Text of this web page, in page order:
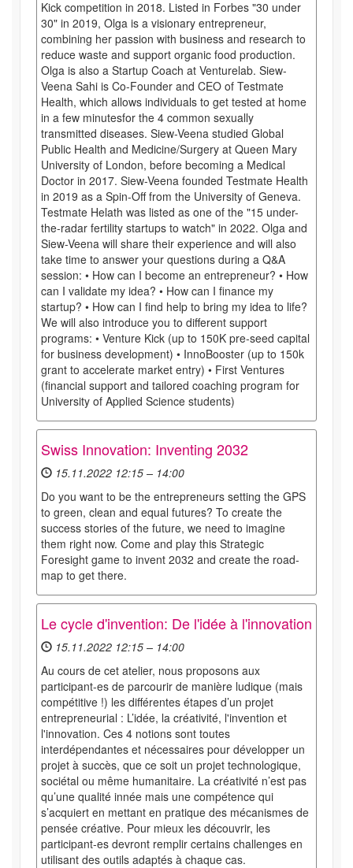
Kick competition in 2018. Listed in Forbes "30 under
30" in 2019, Olga is a visionary entrepreneur,
combining her passion with business and research to
reduce waste and support organic food production.
Olga is also a Startup Coach at Venturelab. Siew-
Veena Sahi is Co-Founder and CEO of Testmate
Health, which allows individuals to get tested at home
in a few minutesfor the 4 common sexually
transmitted diseases. Siew-Veena studied Global
Public Health and Medicine/Surgery at Queen Mary
University of London, before becoming a Medical
Doctor in 2017. Siew-Veena founded Testmate Health
in 2019 as a Spin-Off from the University of Geneva.
Testmate Helath was listed as one of the "15 under-
the-radar fertility startups to watch" in 2022. Olga and
Siew-Veena will share their experience and will also
take time to answer your questions during a Q&A
session: • How can I become an entrepreneur? • How
can I validate my idea? • How can I finance my
startup? • How can I find help to bring my idea to life?
We will also introduce you to different support
programs: • Venture Kick (up to 150K pre-seed capital
for business development) • InnoBooster (up to 150k
grant to accelerate market entry) • First Ventures
(financial support and tailored coaching program for
University of Applied Science students)
Swiss Innovation: Inventing 2032
15.11.2022 12:15 – 14:00
Do you want to be the entrepreneurs setting the GPS
to green, clean and equal futures? To create the
success stories of the future, we need to imagine
them right now. Come and play this Strategic
Foresight game to invent 2032 and create the road-
map to get there.
Le cycle d'invention: De l'idée à l'innovation
15.11.2022 12:15 – 14:00
Au cours de cet atelier, nous proposons aux
participant-es de parcourir de manière ludique (mais
compétitive !) les différentes étapes d’un projet
entrepreneurial : L’idée, la créativité, l'invention et
l'innovation. Ces 4 notions sont toutes
interdépendantes et nécessaires pour développer un
projet à succès, que ce soit un projet technologique,
sociétal ou même humanitaire. La créativité n’est pas
qu’une qualité innée mais une compétence qui
s’acquiert en mettant en pratique des mécanismes de
pensée créative. Pour mieux les découvrir, les
participant-es devront remplir certains challenges en
utilisant des outils adaptés à chaque cas.